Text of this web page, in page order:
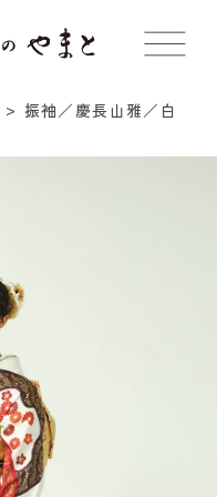
振袖／慶長山雅／白